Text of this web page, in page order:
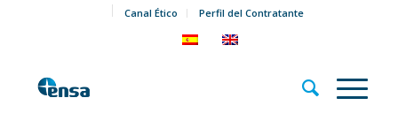
Canal Ético Perfil del Contratante